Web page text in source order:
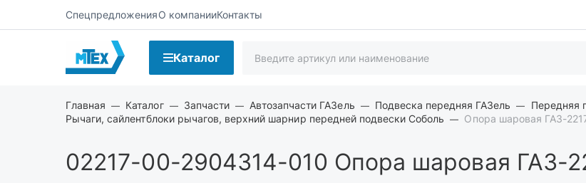
СпецпредложенияО компанииКонтакты
Каталог
Главная Каталог Запчасти Автозапчасти ГАЗель Подвеска передняя ГАЗель
Передняя
Рычаги, сайлентблоки рычагов, верхний шарнир передней подвески Соболь
Опора шаровая ГАЗ-
02217-00-2904314-010 Опора шаровая ГАЗ-